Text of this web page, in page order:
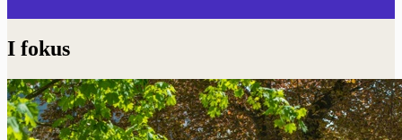
I fokus